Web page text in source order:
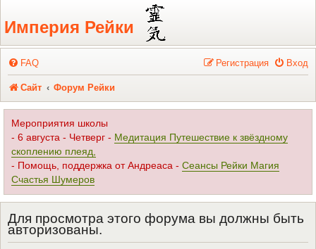
Регистрация
Империя Рейки
FAQ Вход
Регистрация
Сайт Форум Рейки
Мероприятия школы
- 6 августа - Четверг - Медитация Путешествие к звёздному
скоплению плеяд,
- Помощь, поддержка от Андреаса - Сеансы Рейки Магия
Счастья Шумеров
Для просмотра этого форума вы должны быть
авторизованы.